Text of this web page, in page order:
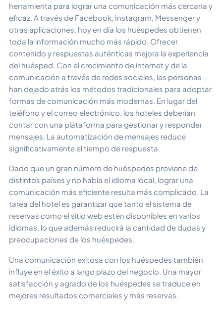
herramienta para lograr una comunicación más cercana y
eficaz. A través de Facebook, Instagram, Messenger y
otras aplicaciones, hoy en día los huéspedes obtienen
toda la información mucho más rápido. Ofrecer
contenido y respuestas auténticas mejora la experiencia
del huésped. Con el crecimiento de internet y de la
comunicación a través de redes sociales, las personas
han dejado atrás los métodos tradicionales para adoptar
formas de comunicación más modernas. En lugar del
teléfono y el correo electrónico, los hoteles deberían
contar con una plataforma para gestionar y responder
mensajes. La automatización de mensajes reduce
significativamente el tiempo de respuesta.
Dado que un gran número de huéspedes proviene de
distintos países y no habla el idioma local, lograr una
comunicación más eficiente resulta más complicado. La
tarea del hotel es garantizar que tanto el sistema de
reservas como el sitio web estén disponibles en varios
idiomas, lo que además reducirá la cantidad de dudas y
preocupaciones de los huéspedes.
Una comunicación exitosa con los huéspedes también
influye en el éxito a largo plazo del negocio. Una mayor
satisfacción y agrado de los huéspedes se traduce en
mejores resultados comerciales y más reservas.